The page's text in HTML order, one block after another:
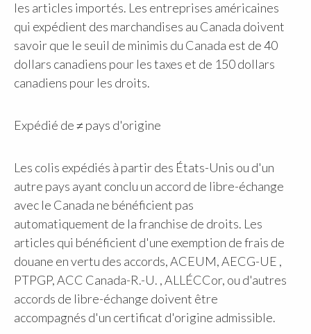
les articles importés. Les entreprises américaines
qui expédient des marchandises au Canada doivent
savoir que le seuil de minimis du Canada est de 40
dollars canadiens pour les taxes et de 150 dollars
canadiens pour les droits.
Expédié de ≠ pays d'origine
Les colis expédiés à partir des États-Unis ou d'un
autre pays ayant conclu un accord de libre-échange
avec le Canada ne bénéficient pas
automatiquement de la franchise de droits. Les
articles qui bénéficient d'une exemption de frais de
douane en vertu des accords, ACEUM, AECG-UE ,
PTPGP, ACC Canada-R.-U. , ALLÉCCor, ou d'autres
accords de libre-échange doivent être
accompagnés d'un certificat d'origine admissible.